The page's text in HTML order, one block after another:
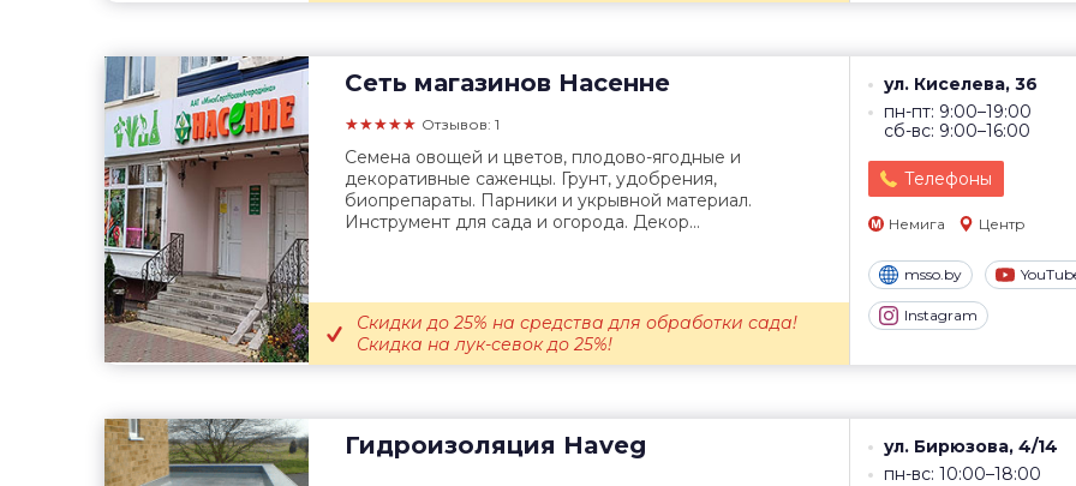
Сеть магазинов Насенне
★★★★★ Отзывов: 1
ул. Киселева, 36
пн-пт: 9:00–19:00
сб-вс: 9:00–16:00
Телефоны
Немига Центр
msso.by
Instagram
Семена овощей и цветов, плодово-ягодные и
декоративные саженцы. Грунт, удобрения,
биопрепараты. Парники и укрывной материал.
Инструмент для сада и огорода. Декор...
Скидки до 25% на средства для обработки сада!
Скидка на лук-севок до 25%!
Гидроизоляция Haveg
ул. Бирюзова, 4/14
пн-вс: 10:00–18:00